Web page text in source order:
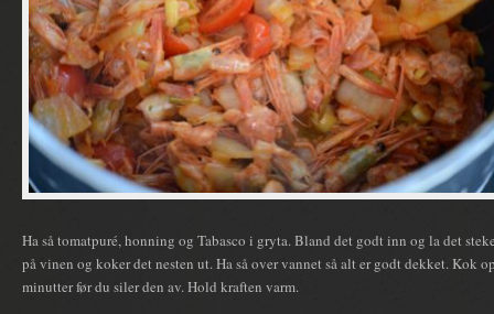
Ha så tomatpuré, honning og Tabasco i gryta. Bland det godt inn og la det
på vinen og koker det nesten ut. Ha så over vannet så alt er godt dekket. Kok
minutter før du siler den av. Hold kraften varm.